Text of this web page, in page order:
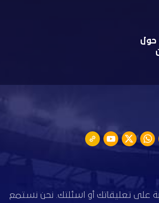
حول
على تعليقاتك أو اسئلتك. نحن نستمع